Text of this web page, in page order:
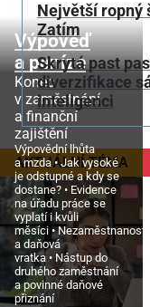
AKTUÁLNÍ TÉMA
Výpověď
a peníze
Konec
v zaměstnání
a finanční
zajištění
Výpovědní lhůta
a mzda
Jak vysoké
je odstupné a kdy se
dostane?
Evidence
na úřadu práce se
vyplatí i kvůli
měsíci
Nezaměstnanost
a daňová
vratka
Nástup do
druhého zaměstnání
a povinné daňové
přiznání
Největší ropný
Zatím
Skrytá past
diverzifikace
inteligenci